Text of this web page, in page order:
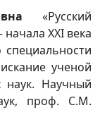
«Русский
XXI века
ученой
наук. Научный
проф. С.М.